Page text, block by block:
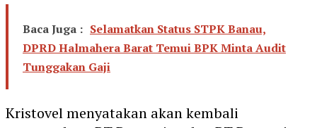
Baca Juga : Selamatkan Status STPK Banau,
DPRD Halmahera Barat Temui BPK Minta Audit
Tunggakan Gaji
Kristovel menyatakan akan kembali